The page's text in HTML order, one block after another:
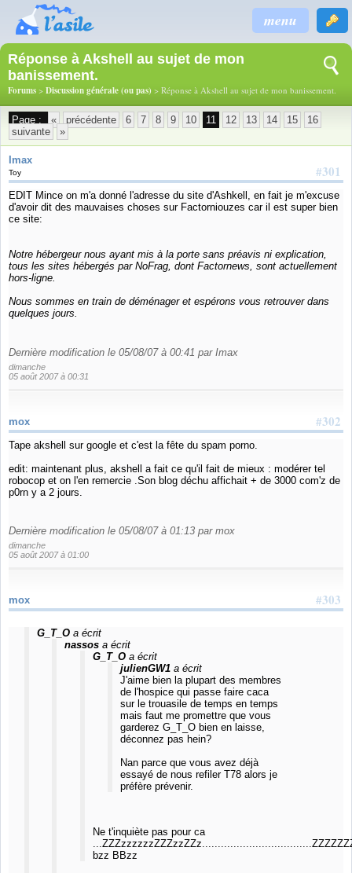
menu
Réponse à Akshell au sujet de mon
banissement.
Forums > Discussion générale (ou pas) > Réponse à Akshell au sujet de mon banissement.
Page : « précédente 6 7 8 9 10 11 12 13 14 15
16
suivante
»
Imax
#301
Toy
EDIT Mince on m'a donné l'adresse du site d'Ashkell, en fait je m'excuse
d'avoir dit des mauvaises choses sur Factorniouzes car il est super bien
ce site:
Notre hébergeur nous ayant mis à la porte sans préavis ni explication,
tous les sites hébergés par NoFrag, dont Factornews, sont actuellement
hors-ligne.
Nous sommes en train de déménager et espérons vous retrouver dans
quelques jours.
Dernière modification le 05/08/07 à 00:41 par Imax
dimanche
05 août 2007 à 00:31
#302
mox
Tape akshell sur google et c'est la fête du spam porno.
edit: maintenant plus, akshell a fait ce qu'il fait de mieux : modérer tel
robocop et on l'en remercie .Son blog déchu affichait + de 3000 com'z de
p0rn y a 2 jours.
Dernière modification le 05/08/07 à 01:13 par mox
dimanche
05 août 2007 à 01:00
#303
mox
G_T_Oa écrit
nassos a écrit
G_T_Oa écrit
julienGW1 a écrit
J'aime bien la plupart des membres
de l'hospice qui passe faire caca
sur le trouasile de temps en temps
mais faut me promettre que vous
garderez G_T_O bien en laisse,
déconnez pas hein?
Nan parce que vous avez déjà
essayé de nous refiler T78 alors je
préfère prévenir.
Ne t'inquiète pas pour ca
bzz BBzz